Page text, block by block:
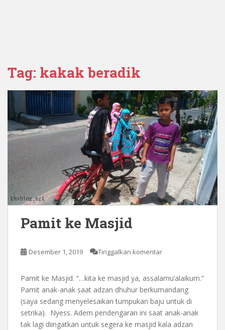
Tag: kakak beradik
Pamit ke Masjid
Desember 1, 2019 Tinggalkan komentar
Pamit ke Masjid. “…kita ke masjid ya, assalamu’alaikum.”
Pamit anak-anak saat adzan dhuhur berkumandang
(saya sedang menyelesaikan tumpukan baju untuk di
setrika). Nyess. Adem pendengaran ini saat anak-anak
tak lagi diingatkan untuk segera ke masjid kala adzan